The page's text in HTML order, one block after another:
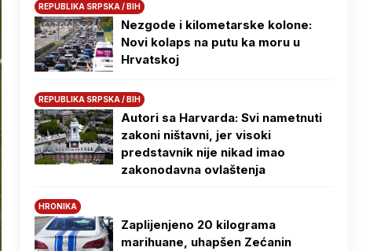
REPUBLIKA SRPSKA / BIH
Nezgode i kilometarske kolone:
Novi kolaps na putu ka moru u
Hrvatskoj
REPUBLIKA SRPSKA / BIH
Autori sa Harvarda: Svi nametnuti
zakoni ništavni, jer visoki
predstavnik nije nikad imao
zakonodavna ovlaštenja
HRONIKA
Zaplijenjeno 20 kilograma
marihuane, uhapšen Zećanin